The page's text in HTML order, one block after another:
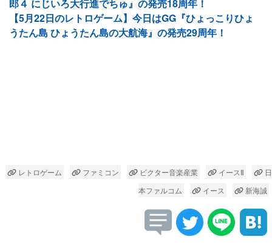
郎４ にじいろ大行進でちゅ』の発売18周年！
【5月22日のレトロゲーム】今日はGG『ひょっこりひょ
うたん島 ひょうたん島の大航海』の発売29周年！
レトロゲーム ファミコン ビクター音楽産業 イースⅡ
日
本ファルコム
イース 新海誠